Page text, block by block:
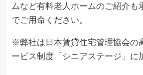
ムなど有料老人ホームのご紹介も
でご用命ください。
※弊社は日本賃貸住宅管理協会の
ービス制度「シニアステージ」に